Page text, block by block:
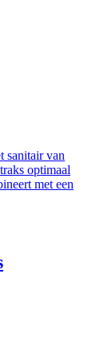
sanitair van
optimaal
met een